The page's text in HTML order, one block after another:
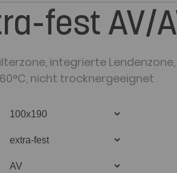
fest AV/
integrierte
nicht trocknergeeignet